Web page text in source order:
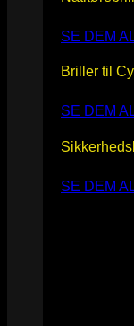
SE DEM
Briller til
SE DEM
SE DEM